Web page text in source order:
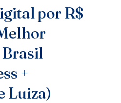
por R$
Brasil
+
Luiza)